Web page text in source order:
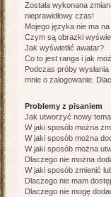
Została wykonana
nieprawidłowy czas!
Mojego języka nie ma na
Czym są obrazki
Jak wyświetlić awatar?
Co to jest ranga i jak
Podczas próby
mnie o zalogowanie.
Problemy z pisaniem
Jak utworzyć nowy
W jaki sposób można
W jaki sposób można
W jaki sposób można
Dlaczego nie można
W jaki sposób zmienić
Dlaczego nie mam
Dlaczego nie mogę